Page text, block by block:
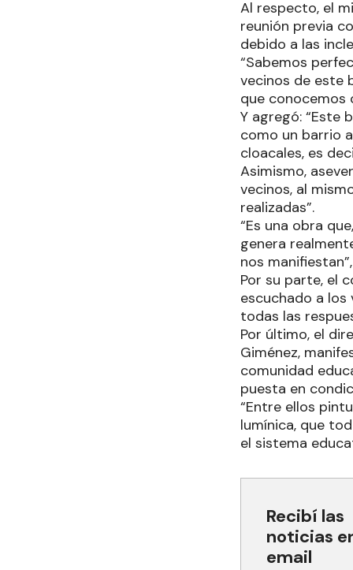
Al respecto, el
reunión previa
debido a las
“Sabemos
vecinos de este
que conocemos
Y agregó: “Este
como un barrio
cloacales, es
Asimismo,
vecinos, al
realizadas”.
“Es una obra
genera
nos
Por su parte, el
escuchado a los
todas las
Por último, el
Giménez,
comunidad
puesta en
“Entre ellos
lumínica, que
el sistema
Recibí las
noticias
email